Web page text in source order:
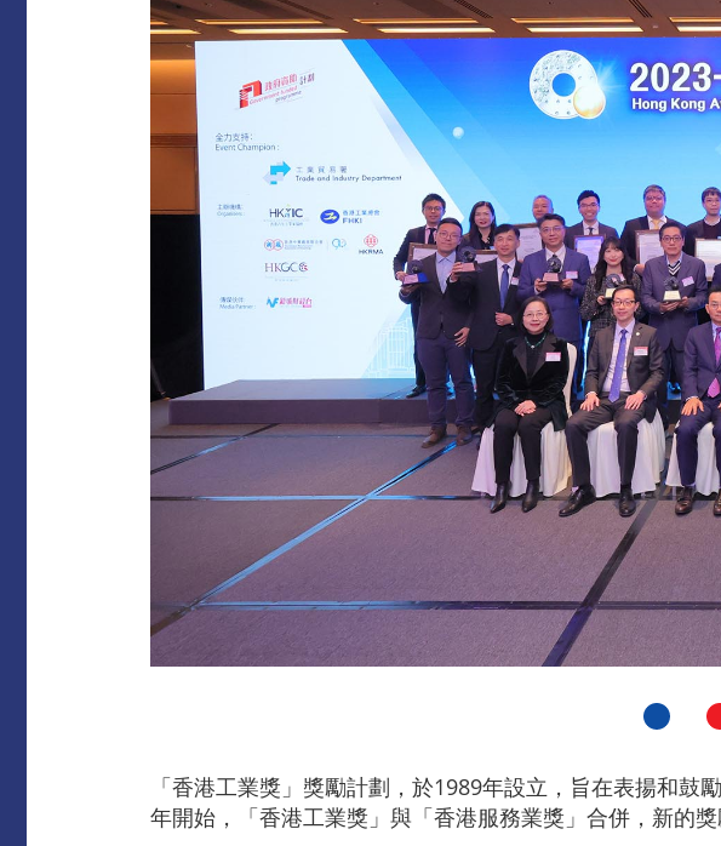
「香港工業獎」獎勵計劃，於1989年設立，旨在表揚和
年開始，「香港工業獎」與「香港服務業獎」合併，新的獎